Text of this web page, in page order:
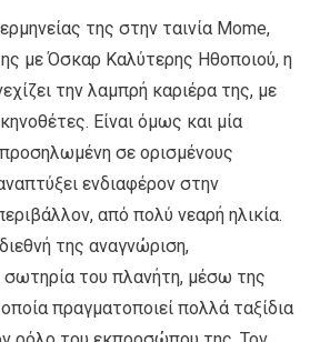
της στην ταινία Mome,
με Όσκαρ Καλύτερης Ηθοποιού, η
την λαμπρή καριέρα της, με
Είναι όμως και μία
σε ορισμένους
ενδιαφέρον στην
από πολύ νεαρή ηλικία.
της αναγνώριση,
σωτηρία του πλανήτη, μέσω της
πραγματοποιεί πολλά ταξίδια